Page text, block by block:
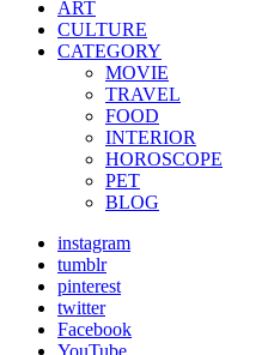
ART
CULTURE
CATEGORY
MOVIE
TRAVEL
FOOD
INTERIOR
HOROSCOPE
PET
BLOG
instagram
tumblr
pinterest
twitter
Facebook
YouTube